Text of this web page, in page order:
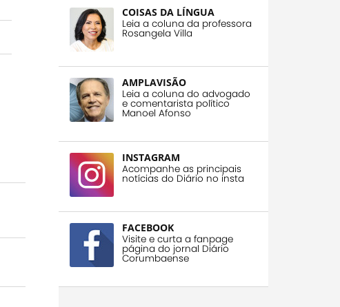
COISAS DA LÍNGUA
Leia a coluna da professora
Rosangela Villa
AMPLAVISÃO
Leia a coluna do advogado
e comentarista político
Manoel Afonso
INSTAGRAM
Acompanhe as principais
notícias do Diário no insta
FACEBOOK
Visite e curta a fanpage
página do jornal Diário
Corumbaense